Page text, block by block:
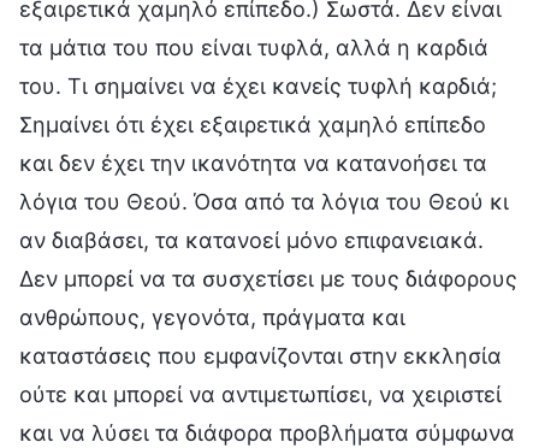
εξαιρετικά χαμηλό επίπεδο.) Σωστά. Δεν είναι
τα μάτια του που είναι τυφλά, αλλά η καρδιά
του. Τι σημαίνει να έχει κανείς τυφλή καρδιά;
Σημαίνει ότι έχει εξαιρετικά χαμηλό επίπεδο
και δεν έχει την ικανότητα να κατανοήσει τα
λόγια του Θεού. Όσα από τα λόγια του Θεού κι
αν διαβάσει, τα κατανοεί μόνο επιφανειακά.
Δεν μπορεί να τα συσχετίσει με τους διάφορους
ανθρώπους, γεγονότα, πράγματα και
καταστάσεις που εμφανίζονται στην εκκλησία
ούτε και μπορεί να αντιμετωπίσει, να χειριστεί
και να λύσει τα διάφορα προβλήματα σύμφωνα